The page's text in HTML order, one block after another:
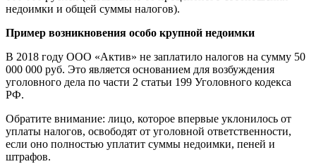
недоимки и общей суммы налогов).
Пример возникновения особо крупной недоимки
В 2018 году ООО «Актив» не заплатило налогов на сумму 50
000 000 руб. Это является основанием для возбуждения
уголовного дела по части 2 статьи 199 Уголовного кодекса
РФ.
Обратите внимание: лицо, которое впервые уклонилось от
уплаты налогов, освободят от уголовной ответственности,
если оно полностью уплатит суммы недоимки, пеней и
штрафов.